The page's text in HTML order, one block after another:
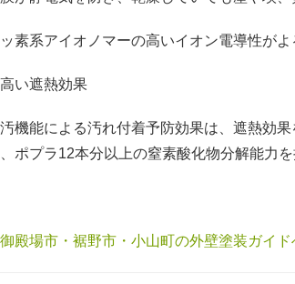
素系アイオノマーの高いイオン電導性がよ
高い遮熱効果
機能による汚れ付着予防効果は、遮熱効
ポプラ12本分以上の窒素酸化物分解能力を
殿場市・裾野市・小山町の外壁塗装ガイド